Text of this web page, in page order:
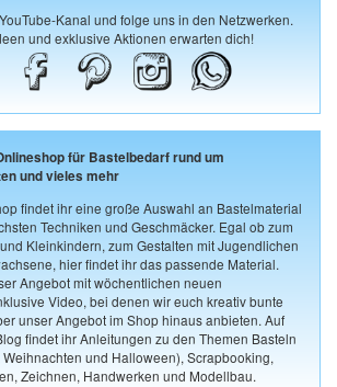
Kanal und folge uns in den Netzwerken.
und exklusive Aktionen erwarten dich!
für Bastelbedarf rund um
und vieles mehr
findet ihr eine große Auswahl an Bastelmaterial
Techniken und Geschmäcker. Egal ob zum
Kleinkindern, zum Gestalten mit Jugendlichen
hier findet ihr das passende Material.
Angebot mit wöchentlichen neuen
Video, bei denen wir euch kreativ bunte
unser Angebot im Shop hinaus anbieten. Auf
findet ihr Anleitungen zu den Themen Basteln
Weihnachten und Halloween), Scrapbooking,
Zeichnen, Handwerken und Modellbau.